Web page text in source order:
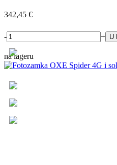
342,45 €
- +
na lageru